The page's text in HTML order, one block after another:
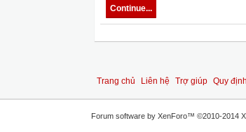
Continue...
Trang chủ Liên hệ Trợ giúp Quy
Forum software by XenForo™ ©2010-2014